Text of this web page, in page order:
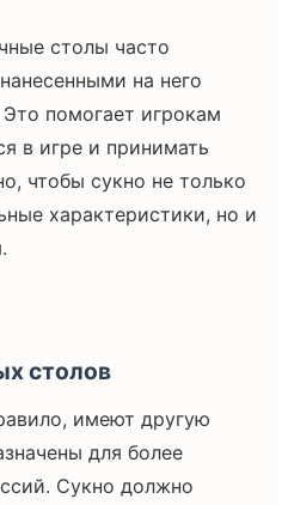
столы часто
на него
помогает игрокам
в игре и принимать
чтобы сукно не только
характеристики, но и
столов
имеют другую
для более
Сукно должно